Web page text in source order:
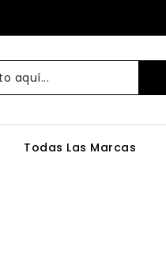
Todas Las Marcas